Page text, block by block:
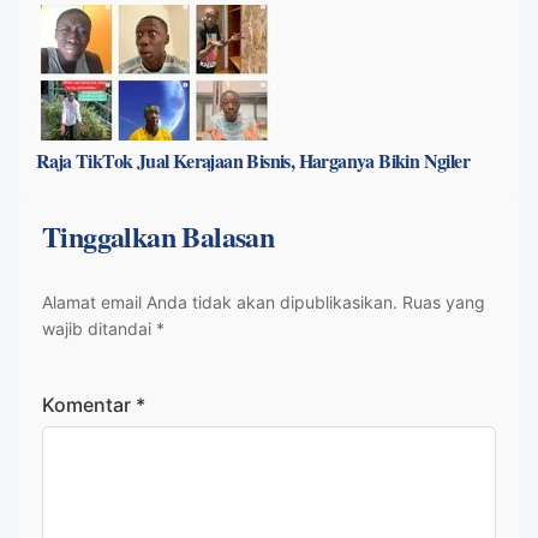
Raja TikTok Jual Kerajaan Bisnis, Harganya Bikin Ngiler
Tinggalkan Balasan
Alamat email Anda tidak akan dipublikasikan. Ruas yang
wajib ditandai *
Komentar *